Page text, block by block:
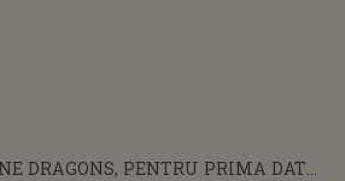
DRAGONS, PENTRU PRIMA DATĂ